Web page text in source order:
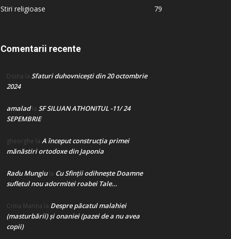
Stiri religioase
79
Comentarii recente
Doina la Sfaturi duhovnicești din 20 octombrie
2024
amaladla SF SILUAN ATHONITUL -11/ 24
SEPEMBRIE
gheorghe la A început construcţia primei
mănăstiri ortodoxe din Japonia
Radu Mungiula Cu Sfinții odihnește Doamne
sufletul nou adormitei roabei Tale…
Crina Marina la Despre păcatul malahiei
(masturbării) şi onaniei (pazei de a nu avea
copii)